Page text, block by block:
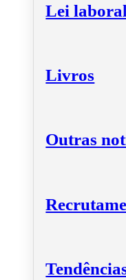
Lei laboral
Livros
Outras